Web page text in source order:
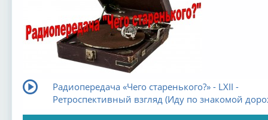
Радиопередача «Чего старенького?» - LXII -
Ретроспективный взгляд (Иду по знакомой